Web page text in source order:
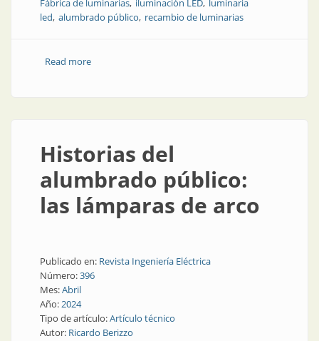
Fábrica de luminarias iluminación LED luminaria
led alumbrado público recambio de luminarias
Read moreabout Diez años en Trivialtech
Historias del
alumbrado público:
las lámparas de arco
Publicado en: Revista Ingeniería Eléctrica
Número:396
Mes:Abril
Año:2024
Tipo de artículo:Artículo técnico
Autor: Ricardo Berizzo